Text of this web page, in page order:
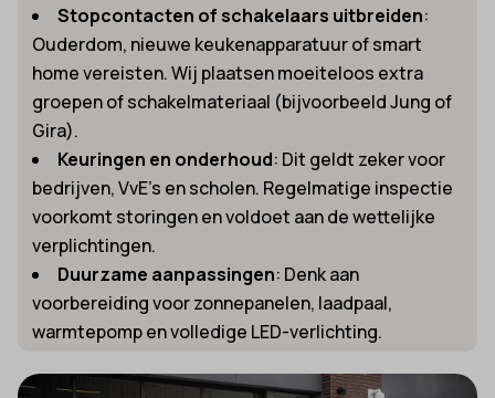
Stopcontacten of schakelaars uitbreiden:
Ouderdom, nieuwe keukenapparatuur of smart
home vereisten. Wij plaatsen moeiteloos extra
groepen of schakelmateriaal (bijvoorbeeld Jung of
Gira).
Keuringen en onderhoud: Dit geldt zeker voor
bedrijven, VvE’s en scholen. Regelmatige inspectie
voorkomt storingen en voldoet aan de wettelijke
verplichtingen.
Duurzame aanpassingen: Denk aan
voorbereiding voor zonnepanelen, laadpaal,
warmtepomp en volledige LED-verlichting.